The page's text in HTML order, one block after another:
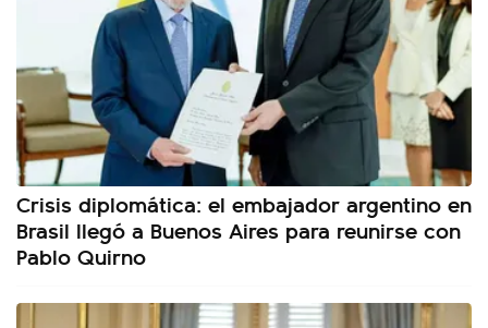
Crisis diplomática: el embajador argentino en
Brasil llegó a Buenos Aires para reunirse con
Pablo Quirno